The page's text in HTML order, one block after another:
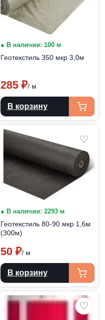
● В наличии: 100 м
Геотекстиль 350 мкр 3,0м
285 ₽/ м
В корзину
♡
● В наличии: 2293 м
Геотекстиль 80-90 мкр 1,6м
(300м)
50 ₽/ м
В корзину
♡